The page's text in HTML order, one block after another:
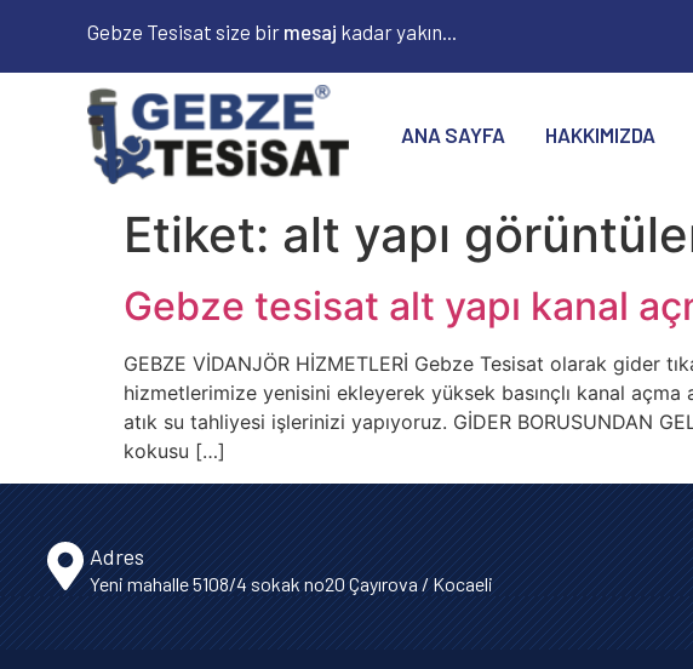
Gebze Tesisat size bir mesaj kadar yakın...
ANA SAYFA HAKKIMIZDA
Etiket: alt yapı
Gebze tesisat alt yapı kanal
GEBZE VİDANJÖR HİZMETLERİ Gebze Tesisat olarak gider
hizmetlerimize yenisini ekleyerek yüksek basınçlı kanal
atık su tahliyesi işlerinizi yapıyoruz. GİDER BORUSUNDAN
kokusu […]
Adres
Yeni mahalle 5108/4 sokak no20 Çayırova / Kocaeli